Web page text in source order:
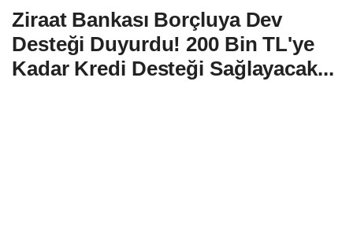
Ziraat Bankası Borçluya Dev
Desteği Duyurdu! 200 Bin TL'ye
Kadar Kredi Desteği Sağlayacak...